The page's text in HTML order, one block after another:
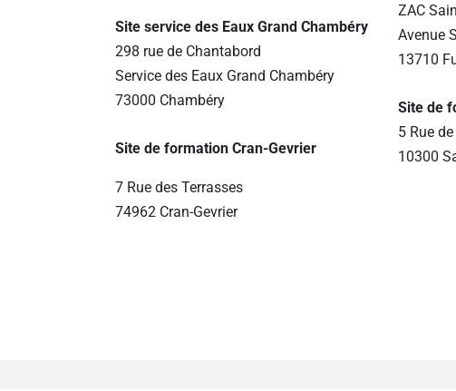
Site service des Eaux Grand Chambéry
298 rue de Chantabord
Service des Eaux Grand Chambéry
73000 Chambéry
Site de formation Cran-Gevrier
7 Rue des Terrasses
74962 Cran-Gevrier
ZAC
Avenue
13710
Site de
5 Rue
10300